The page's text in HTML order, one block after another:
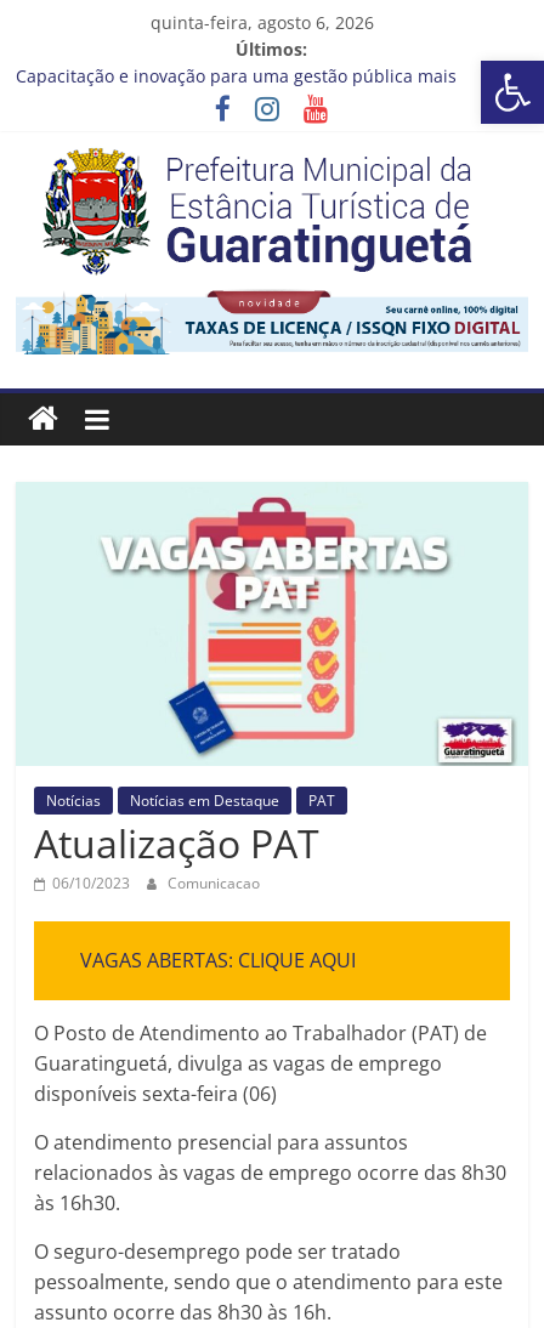
Barra de Ferramentas Aberta
quinta-feira, agosto 6, 2026
Últimos:
Capacitação e inovação para uma gestão pública mais
Seu próximo emprego pode estar mais perto do que você
imagina
Novo curso no Qualifica Guará
Prefeitura de Guaratinguetá divulga novo cronograma dos
editais da PNAB
Guaratinguetá realizará ação de vacinação contra a Febre
Amarela na região da Rocinha
Prefeitura
Estância
Turística
Guaratinguetá
Prefeitura
Notícias Notícias em Destaque PAT
Atualização PAT
06/10/2023 Comunicacao
VAGAS ABERTAS: CLIQUE AQUI
O Posto de Atendimento ao Trabalhador (PAT) de
Guaratinguetá, divulga as vagas de emprego
disponíveis sexta-feira (06)
O atendimento presencial para assuntos
relacionados às vagas de emprego ocorre das 8h30
às 16h30.
O seguro-desemprego pode ser tratado
pessoalmente, sendo que o atendimento para este
assunto ocorre das 8h30 às 16h.